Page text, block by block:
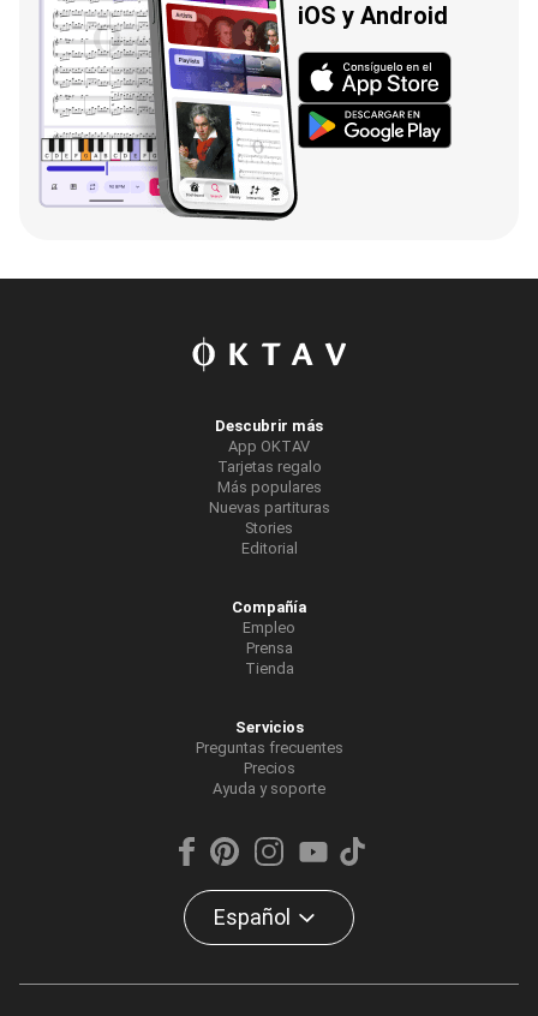
iOS y Android
Descubrir más
App OKTAV
Tarjetas regalo
Más populares
Nuevas partituras
Stories
Editorial
Compañía
Empleo
Prensa
Tienda
Servicios
Preguntas frecuentes
Precios
Ayuda y soporte
Español